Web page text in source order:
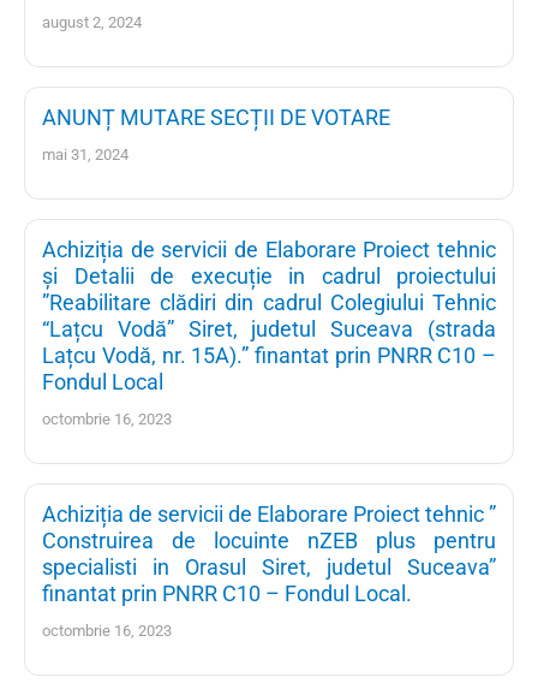
august 2, 2024
ANUNȚ MUTARE SECȚII DE VOTARE
mai 31, 2024
Achiziția de servicii de Elaborare Proiect tehnic
și Detalii de execuție in cadrul proiectului
”Reabilitare clădiri din cadrul Colegiului Tehnic
“Lațcu Vodă” Siret, judetul Suceava (strada
Lațcu Vodă, nr. 15A).” finantat prin PNRR C10 –
Fondul Local
octombrie 16, 2023
Achiziția de servicii de Elaborare Proiect tehnic ”
Construirea de locuinte nZEB plus pentru
specialisti in Orasul Siret, judetul Suceava”
finantat prin PNRR C10 – Fondul Local.
octombrie 16, 2023